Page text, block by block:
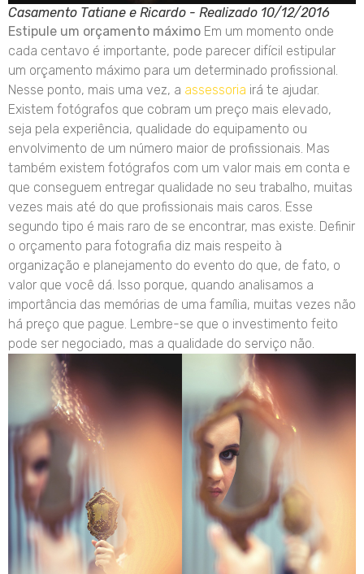
Casamento Tatiane e Ricardo - Realizado 10/12/2016
Estipule um orçamento máximo Em um momento onde
cada centavo é importante, pode parecer difícil estipular
um orçamento máximo para um determinado profissional.
Nesse ponto, mais uma vez, a assessoria irá te ajudar.
Existem fotógrafos que cobram um preço mais elevado,
seja pela experiência, qualidade do equipamento ou
envolvimento de um número maior de profissionais. Mas
também existem fotógrafos com um valor mais em conta e
que conseguem entregar qualidade no seu trabalho, muitas
vezes mais até do que profissionais mais caros. Esse
segundo tipo é mais raro de se encontrar, mas existe. Definir
o orçamento para fotografia diz mais respeito à
organização e planejamento do evento do que, de fato, o
valor que você dá. Isso porque, quando analisamos a
importância das memórias de uma família, muitas vezes não
há preço que pague. Lembre-se que o investimento feito
pode ser negociado, mas a qualidade do serviço não.